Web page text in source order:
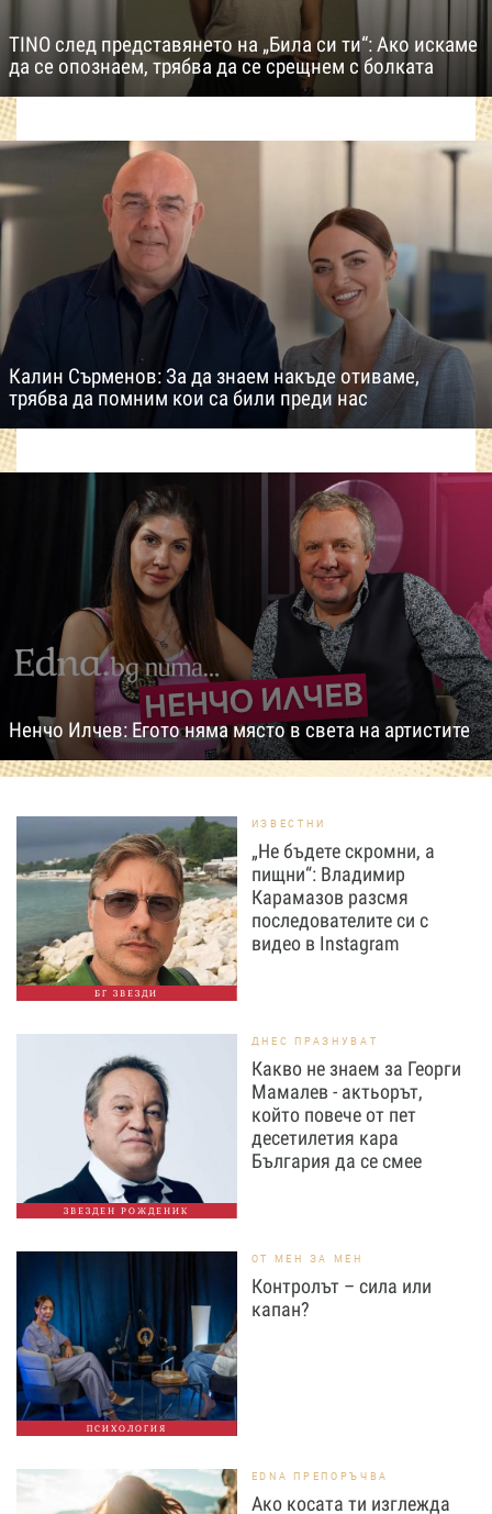
TINO след представянето на „Била си ти“: Ако искаме
да се опознаем, трябва да се срещнем с болката
Калин Сърменов: За да знаем накъде отиваме,
трябва да помним кои са били преди нас
Ненчо Илчев: Егото няма място в света на артистите
БГ ЗВЕЗДИ
ИЗВЕСТНИ
„Не бъдете скромни, а
пищни“: Владимир
Карамазов разсмя
последователите си с
видео в Instagram
ЗВЕЗДЕН РОЖДЕНИК
ДНЕС ПРАЗНУВАТ
Какво не знаем за Георги
Мамалев - актьорът,
който повече от пет
десетилетия кара
България да се смее
ПСИХОЛОГИЯ
ОТ МЕН ЗА МЕН
Контролът – сила или
капан?
EDNA ПРЕПОРЪЧВА
Ако косата ти изглежда